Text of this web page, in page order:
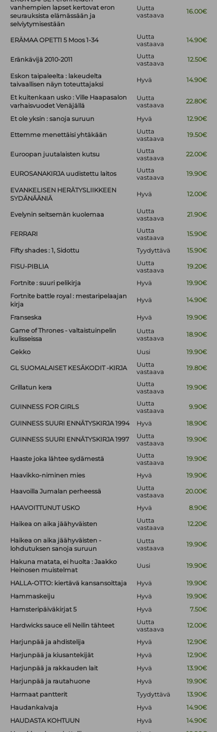
vanhempien lapset kertovat eron
seurauksista elämässään ja
selviytymisestään
Uutta
vastaava
16.00€
ERÄMAA OPETTI 5 Moos 1-34
Uutta
vastaava
14.90€
Eränkävijä 2010-2011
Uutta
vastaava
12.50€
Eskon taipaleelta : lakeudelta
taivaallisen näyn toteuttajaksi
Hyvä 14.90€
Et kuitenkaan usko : Ville Haapasalon
varhaisvuodet Venäjällä
Uutta
vastaava
22.80€
Et ole yksin : sanoja suruun Hyvä 12.90€
Ettemme menettäisi yhtäkään
Uutta
vastaava
19.50€
Euroopan juutalaisten kutsu
Uutta
vastaava
22.00€
EUROSANAKIRJA uudistettu laitos
Uutta
vastaava
19.90€
EVANKELISEN HERÄTYSLIIKKEEN
SYDÄNÄÄNIÄ
Hyvä 12.00€
Evelynin seitsemän kuolemaa
Uutta
vastaava
21.90€
FERRARI
Uutta
vastaava
15.90€
Fifty shades : 1, Sidottu Tyydyttävä 15.90€
FISU-PIBLIA
Uutta
vastaava
19.20€
Fortnite : suuri pelikirja Hyvä
19.90€
Fortnite battle royal : mestaripelaajan
kirja
Hyvä 14.90€
Franseska Hyvä
19.90€
Game of Thrones - valtaistuinpelin
kulisseissa
Uutta
vastaava
18.90€
Gekko Uusi 19.90€
GL SUOMALAISET KESÄKODIT -KIRJA
Uutta
vastaava
19.80€
Grillatun kera
Uutta
vastaava
19.90€
GUINNESS FOR GIRLS
Uutta
vastaava
9.90€
GUINNESS SUURI ENNÄTYSKIRJA 1994 Hyvä 18.90€
GUINNESS SUURI ENNÄTYSKIRJA 1997
Uutta
vastaava
19.90€
Haaste joka lähtee sydämestä
Uutta
vastaava
19.90€
Haavikko-niminen mies Hyvä 19.90€
Haavoilla Jumalan perheessä
Uutta
vastaava
20.00€
HAAVOITTUNUT USKO Hyvä 8.90€
Haikea on aika jäähyväisten
Uutta
vastaava
12.20€
Haikea on aika jäähyväisten -
lohdutuksen sanoja suruun
Uutta
vastaava
19.90€
Hakuna matata, ei huolta : Jaakko
Heinosen muistelmat
Uusi 19.90€
HALLA-OTTO: kiertävä kansansoittaja Hyvä
19.90€
Hammaskeiju
Hyvä
19.90€
Hamsteripäiväkirjat 5
Hyvä 7.50€
Hardwicks sauce eli Neilin tähteet
Uutta
vastaava
12.00€
Harjunpää ja ahdistelija Hyvä
12.90€
Harjunpää ja kiusantekijät
Hyvä
12.90€
Harjunpää ja rakkauden lait
Hyvä
13.90€
Harjunpää ja rautahuone
Hyvä
19.90€
Harmaat pantterit
Tyydyttävä
13.90€
Haudankaivaja
Hyvä
14.90€
HAUDASTA KOHTUUN
Hyvä
14.90€